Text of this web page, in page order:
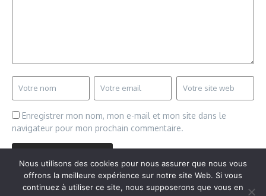
Enregistrer mon nom, mon e-mail et mon site dans le
navigateur pour mon prochain commentaire.
Nous utilisons des cookies pour nous assurer que nous vous
offrons la meilleure expérience sur notre site Web. Si vous
continuez à utiliser ce site, nous supposerons que vous en